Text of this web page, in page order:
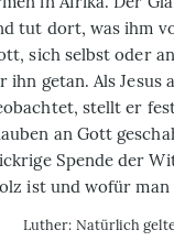
tut dort, was ihm
sich selbst oder
ihn getan. Als Jesus
stellt er
an Gott
Spende der
ist und wofür
Luther: Natürlich